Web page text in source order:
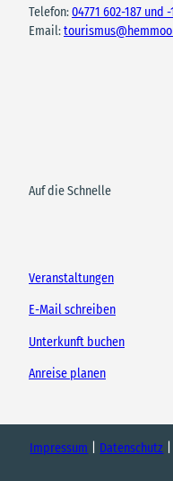
Telefon:04771 602-187 und
Email:
Auf die Schnelle
Veranstaltungen
E-Mail schreiben
Unterkunft buchen
Anreise planen
Impressum Datenschutz